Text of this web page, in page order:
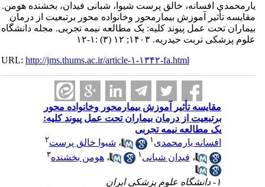
افسانه، خالق پرست شیوا، شبانی فیدان، بخشنده هومن.
تأثیر آموزش بیمارمحور وخانواده محور برتبعیت از درمان
تحت عمل پیوند کلیه: یک مطالعه نیمه تجربی. مجله دانشگاه
تربت حیدریه. ۱۴۰۳; ۱۲ (۳) :۱-۱۲
URL:http://jms.thums.ac.ir/article-۱-۱۳۴۲-fa.html
مقایسه تأثیر آموزش بیمارمحور وخانواده محور
برتبعیت از درمان بیماران تحت عمل پیوند کلیه:
یک مطالعه نیمه تجربی
افسانه یارمحمدی
، شیوا خالق پرست۲
فیدان شبانی ۱ ، هومن بخشنده